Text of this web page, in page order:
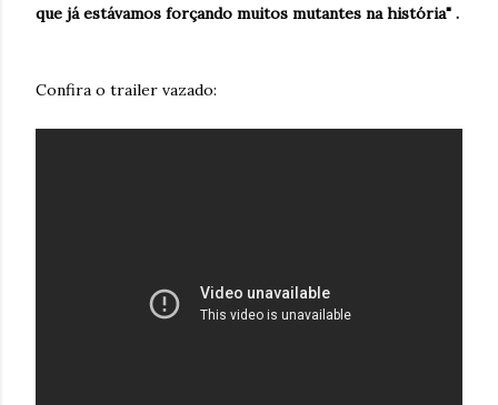
que já estávamos forçando muitos mutantes na história" .
Confira o trailer vazado: